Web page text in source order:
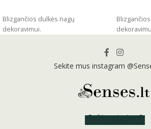
Blizgančios dulkės nagų
dekoravimui.
Sekite mus instagram
Reikia patarimo?
Susisiek su mumis